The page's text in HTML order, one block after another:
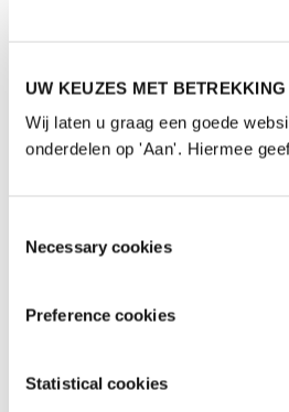
UW KEUZES MET
Wij laten u graag een goede
onderdelen op 'Aan'. Hiermee
Necessary cookies
Preference cookies
Statistical cookies